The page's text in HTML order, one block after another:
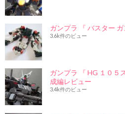
ガンプラ 『 バスター
3.6k件のビュー
ガンプラ 『 HG １０５
成編レビュー
3.4k件のビュー